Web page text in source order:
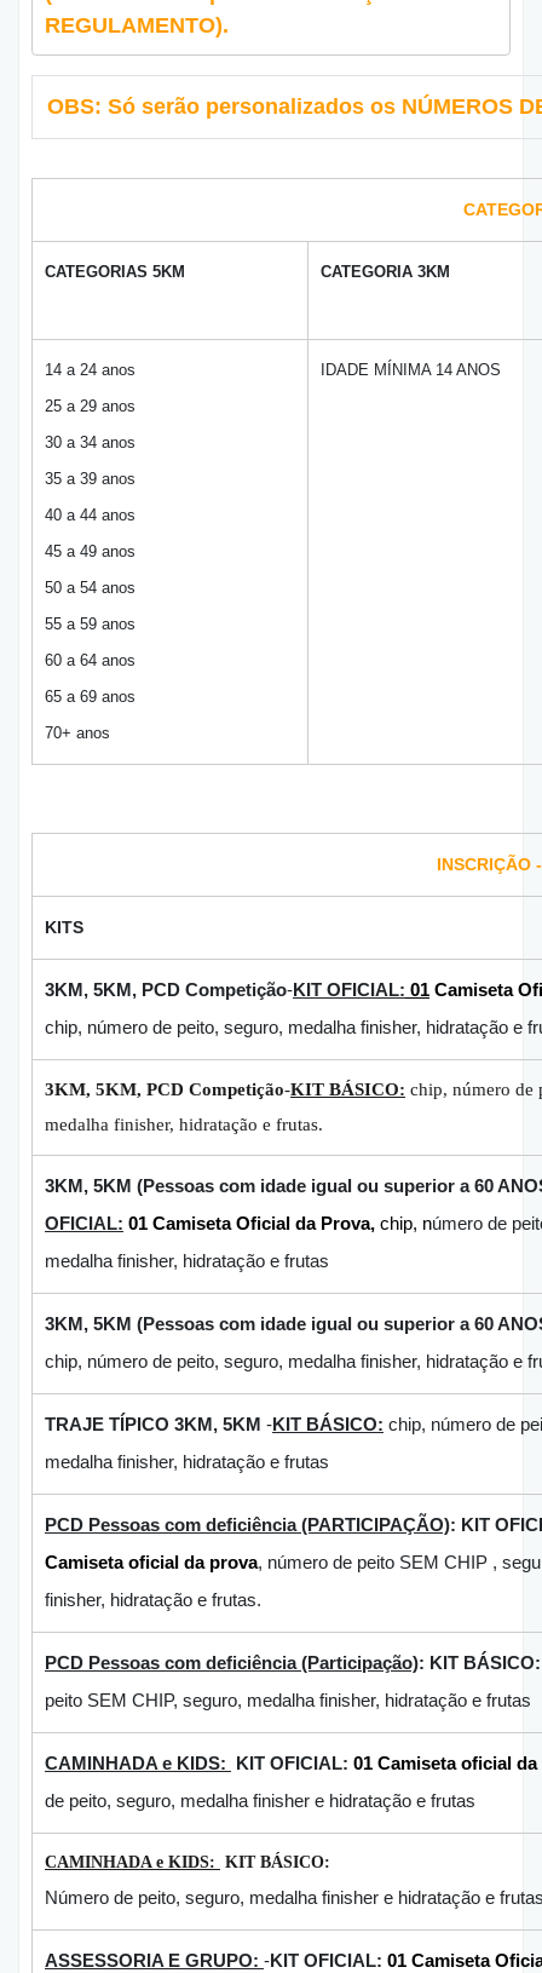
REGULAMENTO).
OBS: Só serão personalizados os NÚMEROS
CATEGORIAS 5KM CATEGORIA 3KM
14 a 24 anos
25 a 29 anos
30 a 34 anos
35 a 39 anos
40 a 44 anos
45 a 49 anos
50 a 54 anos
55 a 59 anos
60 a 64 anos
65 a 69 anos
70+ anos
IDADE MÍNIMA 14 ANOS
INSCRIÇÃO
KITS
3KM, 5KM, PCD Competição-KIT OFICIAL: 01 Camiseta
chip, número de peito, seguro, medalha finisher, hidratação e
3KM, 5KM, PCD Competição-KIT BÁSICO: chip, número de
medalha finisher, hidratação e frutas.
3KM, 5KM (Pessoas com idade igual ou superior a 60
OFICIAL: 01 Camiseta Oficial da Prova, chip, número de
medalha finisher, hidratação e frutas
3KM, 5KM (Pessoas com idade igual ou superior a 60
chip, número de peito, seguro, medalha finisher, hidratação e
TRAJE TÍPICO 3KM, 5KM -KIT BÁSICO: chip, número de
medalha finisher, hidratação e frutas
PCD Pessoas com deficiência (PARTICIPAÇÃO): KIT
Camiseta oficial da prova, número de peito SEM CHIP ,
finisher, hidratação e frutas.
PCD Pessoas com deficiência (Participação): KIT
peito SEM CHIP, seguro, medalha finisher, hidratação e frutas
CAMINHADA e KIDS: KIT OFICIAL: 01 Camiseta oficial da
de peito, seguro, medalha finisher e hidratação e frutas
CAMINHADA e KIDS: KIT BÁSICO:
Número de peito, seguro, medalha finisher e hidratação e
ASSESSORIA E GRUPO: -KIT OFICIAL: 01 Camiseta